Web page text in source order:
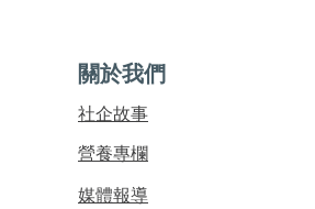
關於我們
社企故事
營養專欄
媒體報導